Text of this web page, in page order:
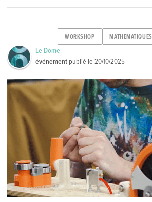
WORKSHOP MATHEMATIQUES
Le Dôme
événement publié le20/10/2025